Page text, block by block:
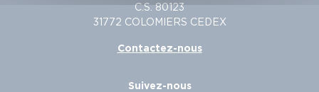
C.S. 80123
31772 COLOMIERS CEDEX
Contactez-nous
Suivez-nous